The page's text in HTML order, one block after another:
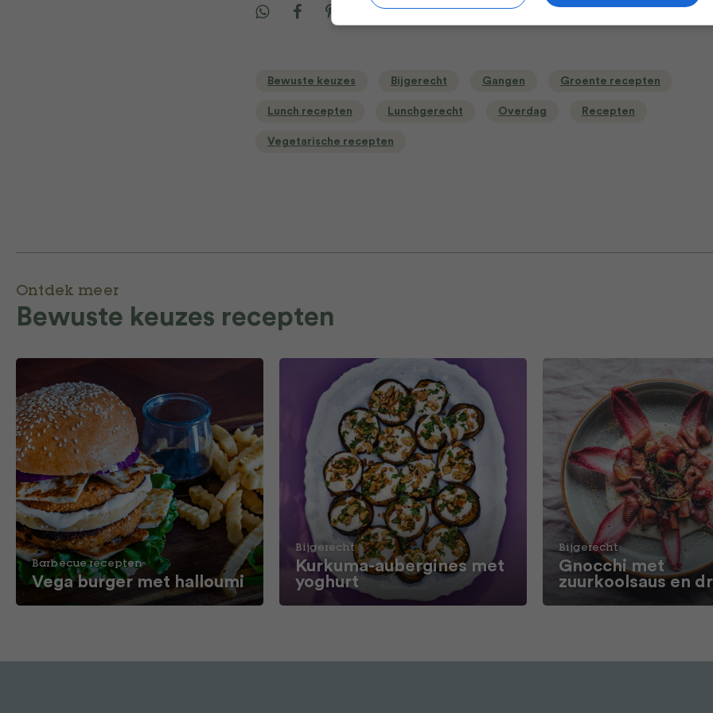
Bewaar
Bewuste keuzes Bijgerecht Gangen Groente recepten
Lunch recepten Lunchgerecht Overdag Recepten
Vegetarische recepten
Ontdek meer
Bewuste keuzes recepten
Barbecue recepten
Vega burger met halloumi
Bijgerecht
Kurkuma-aubergines met
yoghurt
Bijgerecht
Gnocchi met
zuurkoolsaus en